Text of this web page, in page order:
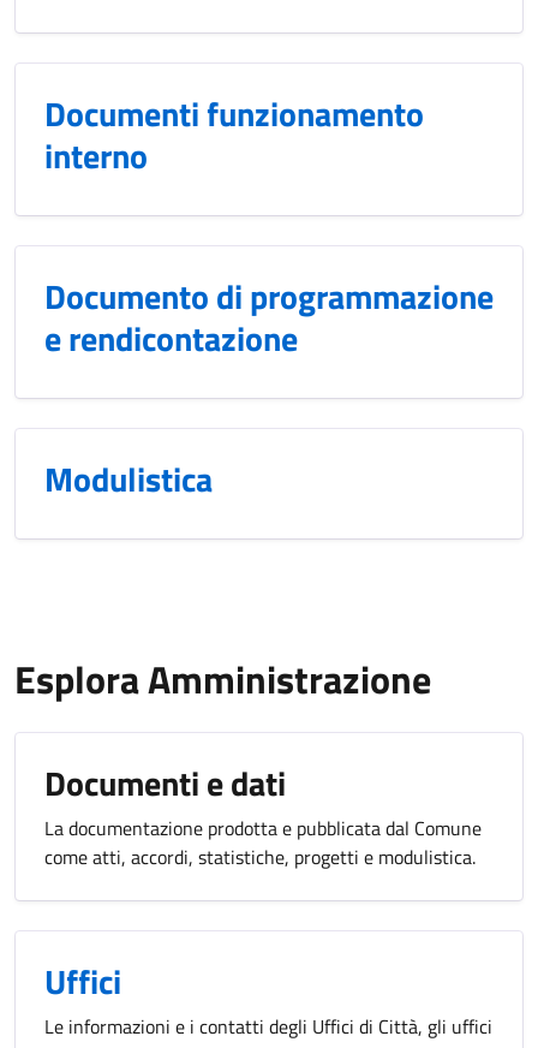
Documenti funzionamento
interno
Documento di programmazione
e rendicontazione
Modulistica
Esplora Amministrazione
Documenti e dati
La documentazione prodotta e pubblicata dal Comune
come atti, accordi, statistiche, progetti e modulistica.
Uffici
Le informazioni e i contatti degli Uffici di Città, gli uffici